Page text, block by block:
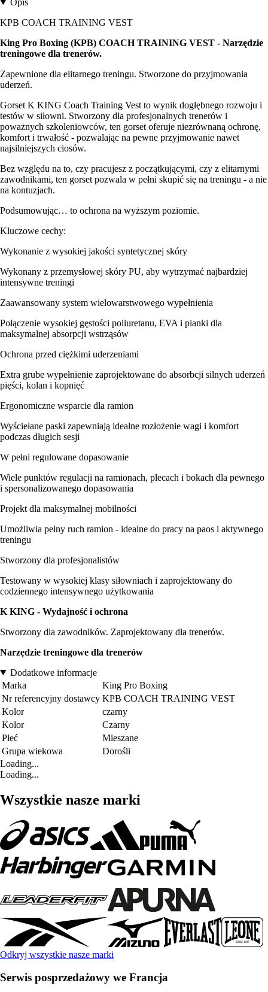
KPB COACH TRAINING VEST
King Pro Boxing (KPB) COACH TRAINING VEST - Narzędzie
treningowe dla trenerów.
Zapewnione dla elitarnego treningu. Stworzone do przyjmowania
uderzeń.
Gorset K KING Coach Training Vest to wynik dogłębnego rozwoju i
testów w siłowni. Stworzony dla profesjonalnych trenerów i
poważnych szkoleniowców, ten gorset oferuje niezrównaną ochronę,
komfort i trwałość - pozwalając na pewne przyjmowanie nawet
najsilniejszych ciosów.
Bez względu na to, czy pracujesz z początkującymi, czy z elitarnymi
zawodnikami, ten gorset pozwala w pełni skupić się na treningu - a nie
na kontuzjach.
Podsumowując… to ochrona na wyższym poziomie.
Kluczowe cechy:
Wykonanie z wysokiej jakości syntetycznej skóry
Wykonany z przemysłowej skóry PU, aby wytrzymać najbardziej
intensywne treningi
Zaawansowany system wielowarstwowego wypełnienia
Połączenie wysokiej gęstości poliuretanu, EVA i pianki dla
maksymalnej absorpcji wstrząsów
Ochrona przed ciężkimi uderzeniami
Extra grube wypełnienie zaprojektowane do absorbcji silnych uderzeń
pięści, kolan i kopnięć
Ergonomiczne wsparcie dla ramion
Wyściełane paski zapewniają idealne rozłożenie wagi i komfort
podczas długich sesji
W pełni regulowane dopasowanie
Wiele punktów regulacji na ramionach, plecach i bokach dla pewnego
i spersonalizowanego dopasowania
Projekt dla maksymalnej mobilności
Umożliwia pełny ruch ramion - idealne do pracy na paos i aktywnego
treningu
Stworzony dla profesjonalistów
Testowany w wysokiej klasy siłowniach i zaprojektowany do
codziennego intensywnego użytkowania
K KING - Wydajność i ochrona
Stworzony dla zawodników. Zaprojektowany dla trenerów.
Narzędzie treningowe dla trenerów
Dodatkowe informacje
Marka
King Pro Boxing
Nr referencyjny dostawcy KPB COACH TRAINING VEST
Kolor
czarny
Kolor
Czarny
Płeć
Mieszane
Grupa wiekowa
Dorośli
Loading...
Loading...
Wszystkie nasze marki
Odkryj wszystkie nasze marki
Serwis posprzedażowy we Francja